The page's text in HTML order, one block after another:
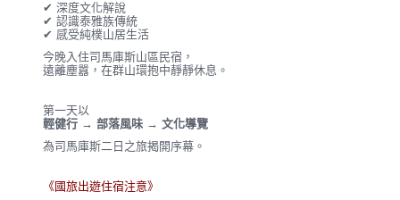
✔ 深度文化解說
✔ 認識泰雅族傳統
✔ 感受純樸山居生活
今晚入住司馬庫斯山區民宿，
遠離塵囂，在群山環抱中靜靜休息。
第一天以
輕健行 → 部落風味 → 文化導覽
為司馬庫斯二日之旅揭開序幕。
《國旅出遊住宿注意》